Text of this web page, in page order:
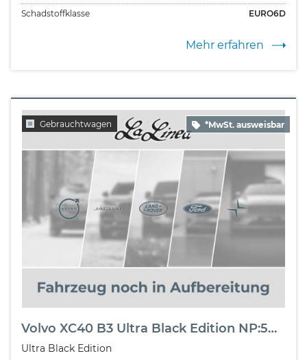
Schadstoffklasse
EURO6D
Mehr erfahren
Gebrauchtwagen *MwSt. ausweisbar
Volvo XC40 B3 Ultra Black Edition NP:55.410,-//BUSINESS-PAK/PANO
Ultra Black Edition